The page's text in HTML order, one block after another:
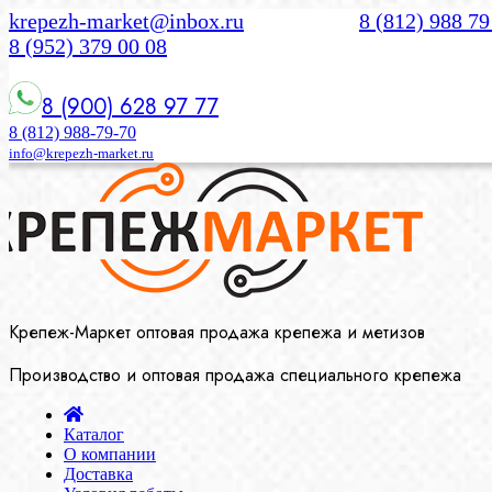
krepezh-market@inbox.ru
8 (812) 988
8 (952) 379 00 08
8 (900) 628 97 77
8 (812) 988-79-70
info@krepezh-market.ru
Крепеж-Маркет оптовая продажа крепежа и метизов
Производство и оптовая продажа специального крепежа
Каталог
О компании
Доставка